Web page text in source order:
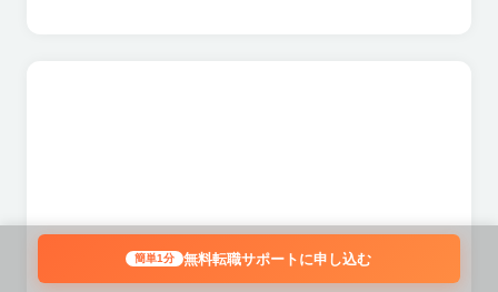
簡単1分 無料転職サポートに申し込む